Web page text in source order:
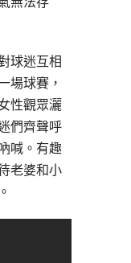
球迷互相
場球賽，
性觀眾灑
們齊聲呼
喊。有趣
老婆和小